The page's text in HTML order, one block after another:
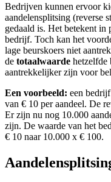
Bedrijven kunnen ervoor
aandelensplitsing (reverse
gedaald is. Het betekent in
bedrijf. Toch kan het
lage beurskoers niet
de totaalwaarde hetzelfde
aantrekkelijker zijn voor
Een voorbeeld: een
van € 10 per aandeel. De
Er zijn nu nog 10.000
zijn. De waarde van het
€ 10 naar 10.000 x € 100.